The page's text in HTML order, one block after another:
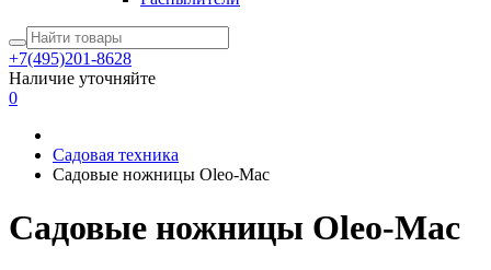
+7(495)201-8628
Наличие уточняйте
0
Садовая техника
Садовые ножницы Oleo-Mac
Садовые ножницы Oleo-Mac